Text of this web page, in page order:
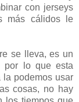
con jerseys
más cálidos le
se lleva, es un
por lo que esta
la podemos usar
cosas, no hay